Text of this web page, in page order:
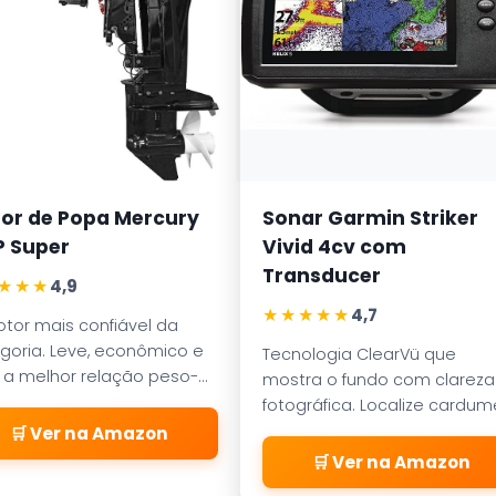
de Popa Mercury
Super
4,9
mais confiável da
Leve, econômico e
melhor relação peso-
para barcos de
de 5 ou 6 metros.
🛒 Ver na Amazon
Sonar Garmin Striker
Vivid 4cv com
Transducer
★★★★★4,7
Tecnologia ClearVü que
mostra o fundo com clareza
fotográfica. Localize
e estruturas de pesca com
precisão profissional.
🛒 Ver na Amazon